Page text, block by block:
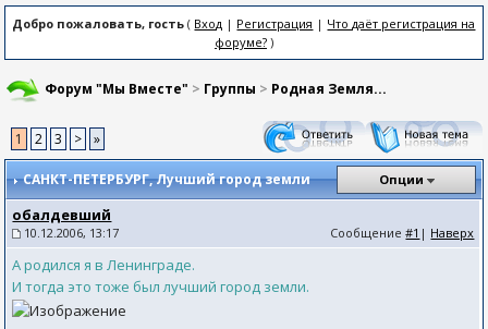
Добро пожаловать, гость ( Вход | Регистрация | Что даёт регистрация на
форуме?)
Форум "Мы Вместе" > Группы > Родная Земля...
1 2 3 > »
САНКТ-ПЕТЕРБУРГ, Лучший город земли Опции
обалдевший
10.12.2006, 13:17 Сообщение#1 | Наверх
А родился я в Ленинграде.
И тогда это тоже был лучший город земли.